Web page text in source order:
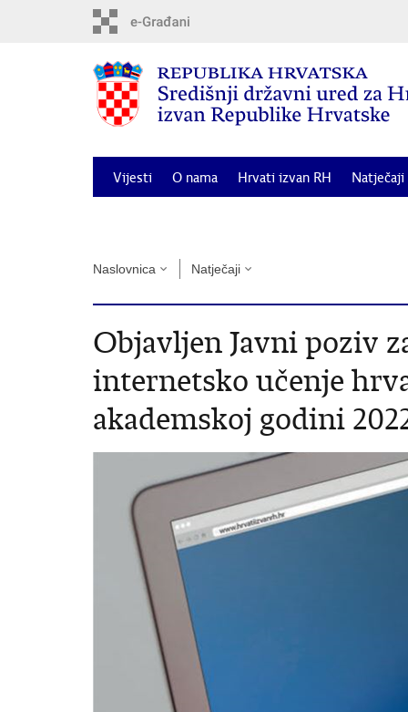
Vijesti O nama Hrvati izvan RH Natječaji
Naslovnica Natječaji
Objavljen Javni poziv
internetsko učenje
akademskoj godini